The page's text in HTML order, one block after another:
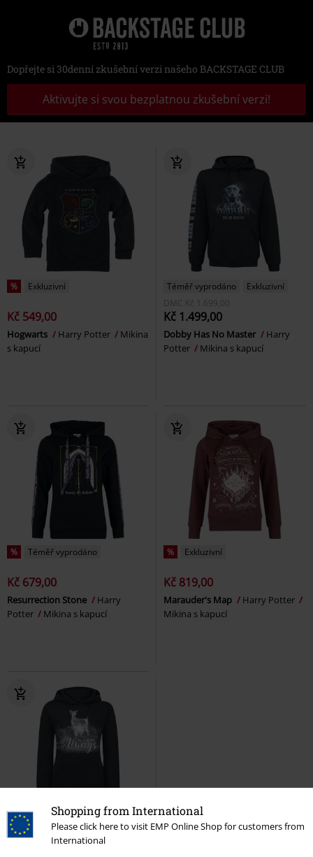
Shopping from International
Please click here to visit EMP Online Shop for customers from
International
Dopřejte si 30denní zkušební verzi našeho BACKSTAGE CLUB
Aktivujte si svou bezplatnou zkušební verzi!
% Exkluzivní
Kč 549,00
Hogwarts Harry Potter
Mikina
s kapucí
Téměř vyprodáno
Exkluzivní
DMC
Kč 1.699,00
Kč 1.499,00
Dobby Has No Master
Harry
Potter
Mikina s kapucí
% Téměř vyprodáno
Kč 679,00
Resurrection Stone
Harry
Potter
Mikina s kapucí
% Exkluzivní
Kč 819,00
Marauder's Map
Harry Potter
Mikina s kapucí
Téměř vyprodáno
Kč 1.359,00